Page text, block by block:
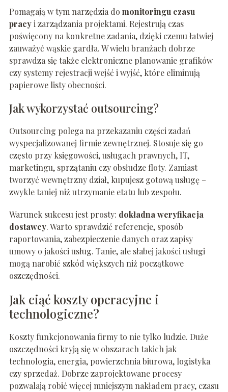
Pomagają w tym narzędzia do monitoringu czasu
pracyi zarządzania projektami. Rejestrują czas
poświęcony na konkretne zadania, dzięki czemu łatwiej
zauważyć wąskie gardła. W wielu branżach dobrze
sprawdza się także elektroniczne planowanie grafików
czy systemy rejestracji wejść i wyjść, które eliminują
papierowe listy obecności.
Jak wykorzystać outsourcing?
Outsourcing polega na przekazaniu części zadań
wyspecjalizowanej firmie zewnętrznej. Stosuje się go
często przy księgowości, usługach prawnych, IT,
marketingu, sprzątaniu czy obsłudze floty. Zamiast
tworzyć wewnętrzny dział, kupujesz gotową usługę –
zwykle taniej niż utrzymanie etatu lub zespołu.
Warunek sukcesu jest prosty: dokładna weryfikacja
dostawcy. Warto sprawdzić referencje, sposób
raportowania, zabezpieczenie danych oraz zapisy
umowy o jakości usług. Tanie, ale słabej jakości usługi
mogą narobić szkód większych niż początkowe
oszczędności.
Jak ciąć koszty operacyjne i
technologiczne?
Koszty funkcjonowania firmy to nie tylko ludzie. Duże
oszczędności kryją się w obszarach takich jak
technologia, energia, powierzchnia biurowa, logistyka
czy sprzedaż. Dobrze zaprojektowane procesy
pozwalają robić więcej mniejszym nakładem pracy, czasu